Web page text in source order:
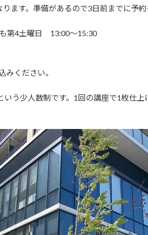
ます。準備があるので3日前までに予約
第4土曜日 13:00～15:30
みください。
う少人数制です。1回の講座で1枚仕